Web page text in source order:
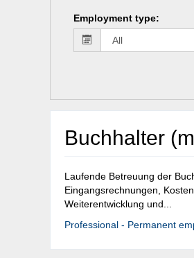
Employment type:
Buchhalter
Laufende Betreuung der
Eingangsrechnungen,
Weiterentwicklung und...
Professional - Permanent